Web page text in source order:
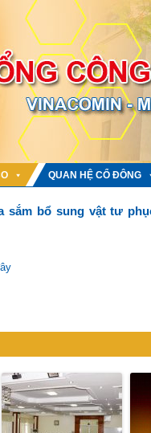
QUAN HỆ CỔ ĐÔNG
sắm bổ sung vật tư